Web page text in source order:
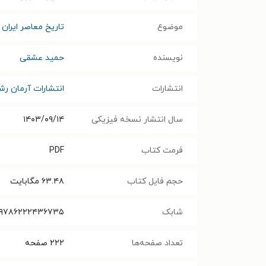
موضوع تاریخ معاصر ایران
نویسنده حمید عشقی
انتشارات انتشارات آرمان
سال انتشار نسخه فیزیکی ۱۴۰۳/۰۹/۱۴
فرمت کتاب PDF
حجم فایل کتاب ۶۳.۴۸ مگابایت
شابک
تعداد صفحه‌ها ۲۲۲ صفحه